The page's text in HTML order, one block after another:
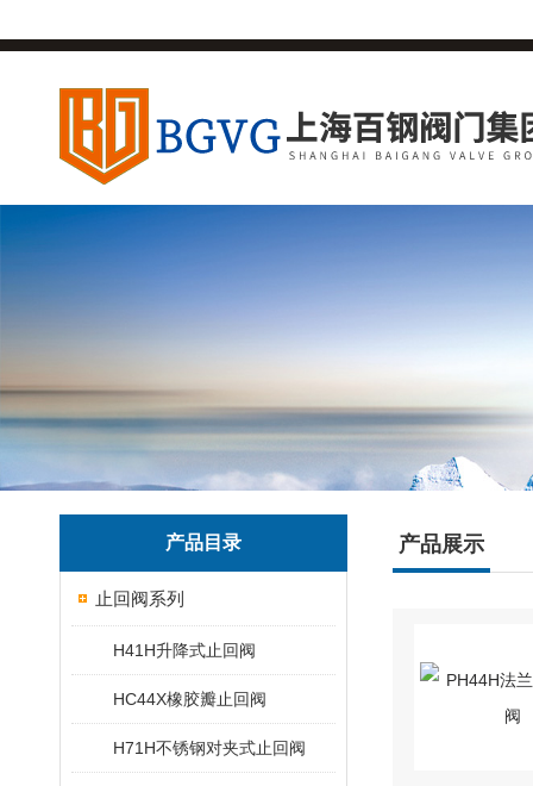
产品目录
止回阀系列
H41H升降式止回阀
HC44X橡胶瓣止回阀
H71H不锈钢对夹式止回阀
产品展示